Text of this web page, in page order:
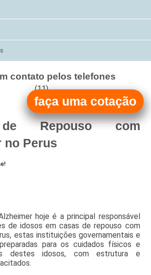
contato pelos telefones
(11)
(11)
Repouso com
no Perus
hoje é a principal responsável
de idosos em casas de repouso com
estas instituições governamentais e
para os cuidados físicos e
destes idosos, com estrutura e
faça uma cotação